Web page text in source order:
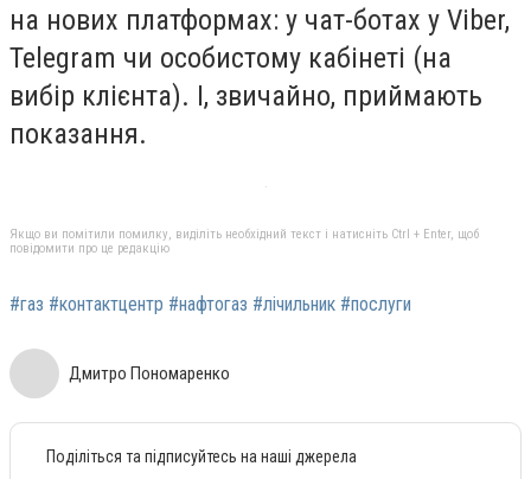
на нових платформах: у чат-ботах у Viber,
Telegram чи особистому кабінеті (на
вибір клієнта). І, звичайно, приймають
показання.
Якщо ви помітили помилку, виділіть необхідний текст і натисніть Ctrl + Enter, щоб
повідомити про це редакцію
#газ #контактцентр #нафтогаз #лічильник #послуги
Дмитро Пономаренко
Поділіться та підписуйтесь на наші джерела